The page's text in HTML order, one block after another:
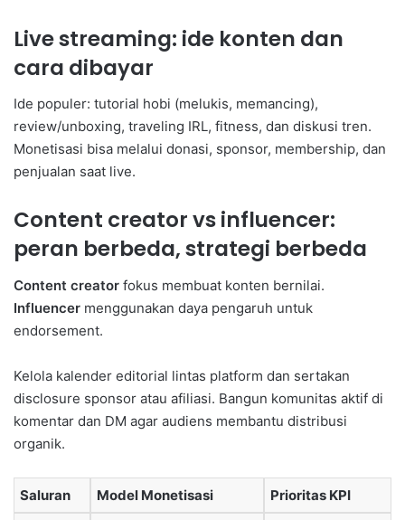
Live streaming: ide konten dan
cara dibayar
Ide populer: tutorial hobi (melukis, memancing),
review/unboxing, traveling IRL, fitness, dan diskusi tren.
Monetisasi bisa melalui donasi, sponsor, membership, dan
penjualan saat live.
Content creator vs influencer:
peran berbeda, strategi berbeda
Content creator fokus membuat konten bernilai.
Influencer menggunakan daya pengaruh untuk
endorsement.
Kelola kalender editorial lintas platform dan sertakan
disclosure sponsor atau afiliasi. Bangun komunitas aktif di
komentar dan DM agar audiens membantu distribusi
organik.
Saluran Model Monetisasi Prioritas KPI